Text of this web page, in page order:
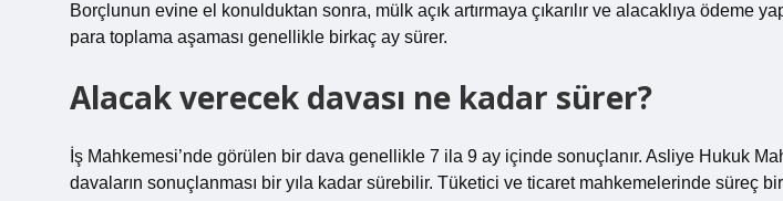
Borçlunun evine el konulduktan sonra, mülk açık artırmaya çıkarılır ve alacaklıya ödeme
para toplama aşaması genellikle birkaç ay sürer.
Alacak verecek davası ne kadar sürer?
İş Mahkemesi’nde görülen bir dava genellikle 7 ila 9 ay içinde sonuçlanır. Asliye Hukuk
davaların sonuçlanması bir yıla kadar sürebilir. Tüketici ve ticaret mahkemelerinde süreç